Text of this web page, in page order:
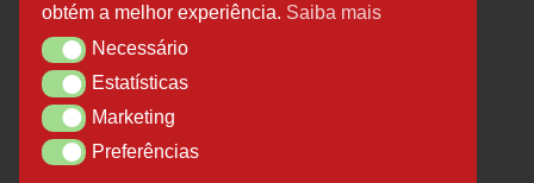
EWP Business Consulting
obtém a melhor experiência. Saiba mais
NecessárioNecessário
EstatísticasEstatísticas
MarketingMarketing
Preferências
Preferências